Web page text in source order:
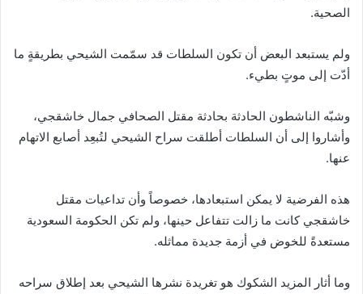
الصحية.
ولم يستبعد البعض أن تكون السلطات قد سمّمت الشيحي بطريقةٍ ما
أدّت إلى موتٍ بطيء.
وشبّه الناشطون الحادثة بحادثة مقتل الصحافي جمال خاشقجي،
وأشاروا إلى أن السلطات أطلقت سراح الشيحي لتُبعِد أصابع الاتهام
عنها.
هذه الفرضية لا يمكن استبعادها، خصوصاً وأن تداعيات مقتل
خاشقجي كانت ما زالت تتفاعل حينها، ولم تكن الحكومة السعودية
مستعدةً للخوض في أزمة جديدة مماثله.
وما أثار المزيد الشكوك هو تغريدة نشرها الشيحي بعد إطلاق سراحه